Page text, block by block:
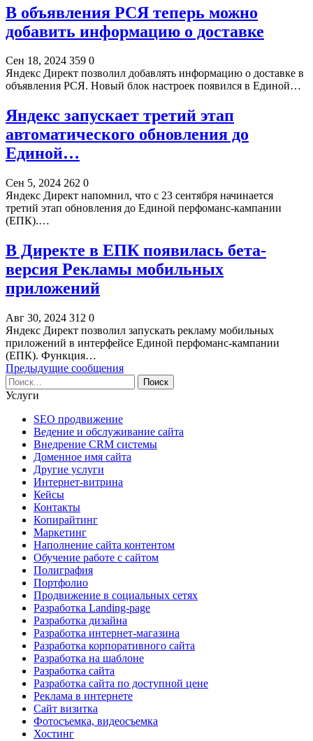
В объявления РСЯ теперь можно
добавить информацию о доставке
Сен 18, 2024 359 0
Яндекс Директ позволил добавлять информацию о доставке в
объявления РСЯ. Новый блок настроек появился в Единой…
Яндекс запускает третий этап
автоматического обновления до
Единой…
Сен 5, 2024 262 0
Яндекс Директ напомнил, что с 23 сентября начинается
третий этап обновления до Единой перфоманс-кампании
(ЕПК).…
В Директе в ЕПК появилась бета-
версия Рекламы мобильных
приложений
Авг 30, 2024 312 0
Яндекс Директ позволил запускать рекламу мобильных
приложений в интерфейсе Единой перфоманс-кампании
(ЕПК). Функция…
Предыдущие сообщения
Услуги
SEO продвижение
Ведение и обслуживание сайта
Внедрение CRM системы
Доменное имя сайта
Другие услуги
Интернет-витрина
Кейсы
Контакты
Копирайтинг
Маркетинг
Наполнение сайта контентом
Обучение работе с сайтом
Полиграфия
Портфолио
Продвижение в социальных сетях
Разработка Landing-page
Разработка дизайна
Разработка интернет-магазина
Разработка корпоративного сайта
Разработка на шаблоне
Разработка сайта
Разработка сайта по доступной цене
Реклама в интернете
Сайт визитка
Фотосъемка, видеосъемка
Хостинг